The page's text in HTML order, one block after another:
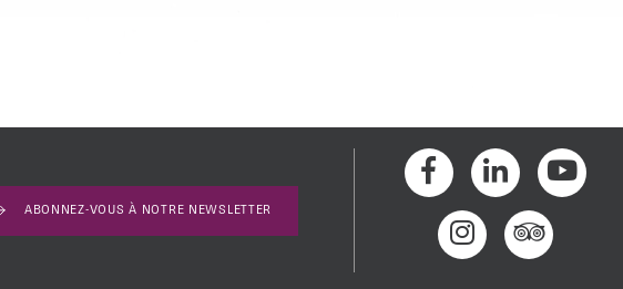
ABONNEZ-VOUS À NOTRE NEWSLETTER